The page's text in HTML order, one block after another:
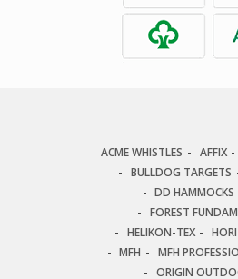
ACME WHISTLES AFFIX
BULLDOG TARGETS
DD HAMMOCKS
FOREST
HELIKON-TEX
MFH
MFH
ORIGIN